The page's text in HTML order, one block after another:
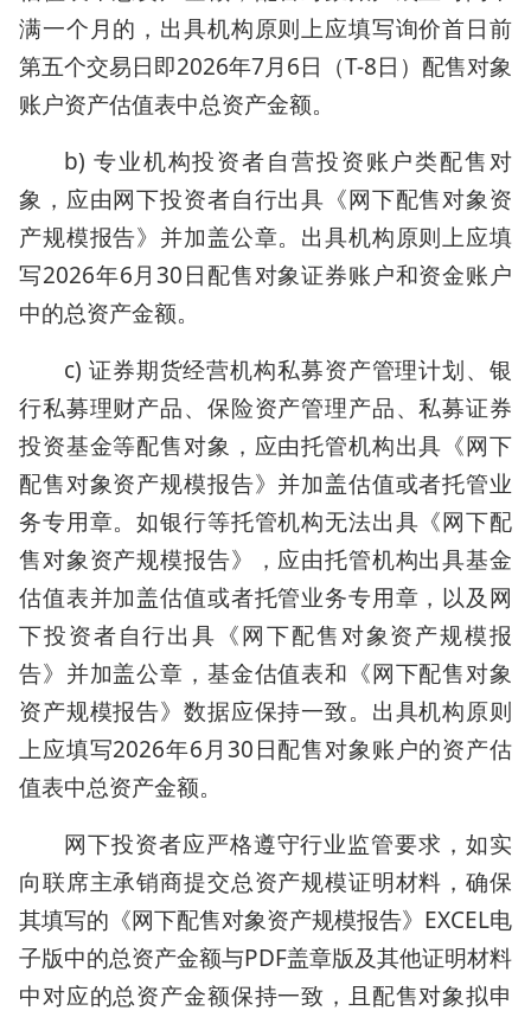
满一个月的，出具机构原则上应填写询价首日前
第五个交易日即2026年7月6日（T-8日）配售对象
账户资产估值表中总资产金额。
b) 专业机构投资者自营投资账户类配售对
象，应由网下投资者自行出具《网下配售对象资
产规模报告》并加盖公章。出具机构原则上应填
写2026年6月30日配售对象证券账户和资金账户
中的总资产金额。
c) 证券期货经营机构私募资产管理计划、银
行私募理财产品、保险资产管理产品、私募证券
投资基金等配售对象，应由托管机构出具《网下
配售对象资产规模报告》并加盖估值或者托管业
务专用章。如银行等托管机构无法出具《网下配
售对象资产规模报告》，应由托管机构出具基金
估值表并加盖估值或者托管业务专用章，以及网
下投资者自行出具《网下配售对象资产规模报
告》并加盖公章，基金估值表和《网下配售对象
资产规模报告》数据应保持一致。出具机构原则
上应填写2026年6月30日配售对象账户的资产估
值表中总资产金额。
网下投资者应严格遵守行业监管要求，如实
向联席主承销商提交总资产规模证明材料，确保
其填写的《网下配售对象资产规模报告》EXCEL电
子版中的总资产金额与PDF盖章版及其他证明材料
中对应的总资产金额保持一致，且配售对象拟申